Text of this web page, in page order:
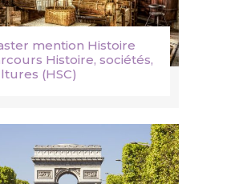
mention Histoire
Histoire, sociétés,
(HSC)